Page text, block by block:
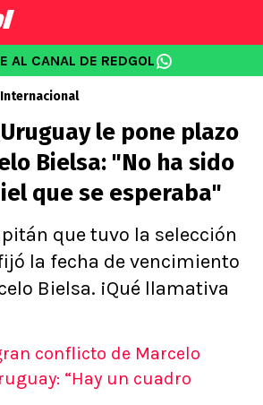
AL CANAL DE REDGOL
Internacional
le pone plazo
Bielsa: "No ha sido
que se esperaba"
que tuvo la selección
la fecha de vencimiento
Bielsa. ¡Qué llamativa
conflicto de Marcelo
“Hay un cuadro